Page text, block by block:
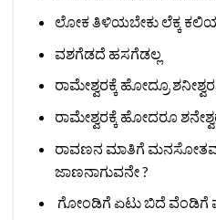
ಲೋಕ ತಿಳಿಯಬೇಕು ಲೆಕ್ಕ
ವಶಗೆಡದೆ ಹಸಗೆಡಲ್ಲ
ರಾಮೇಶ್ವರಕ್ಕೆ ಹೋದ್ರೂ
ರಾಮೇಶ್ವರಕ್ಕೆ ಹೋದರೂ
ರಾವಣನ ಮಾತಿಗೆ ಮನಸೋತವ
ಜಾಣನಾಗುವನೇ ?
ಗೋಂಡಿಗೆ ಏಟು ಬಿದೆ ವೆಂಡಿಗೆ